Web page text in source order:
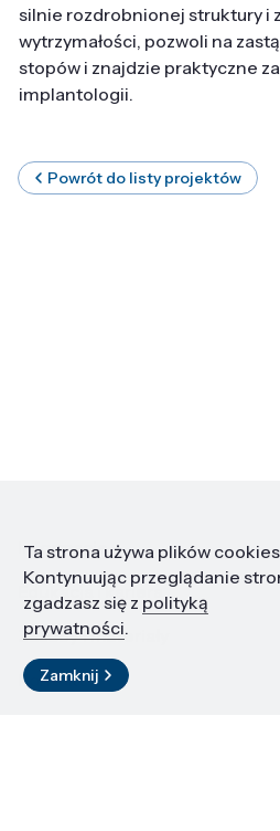
silnie rozdrobnionej struktury i
wytrzymałości, pozwoli na
stopów i znajdzie praktyczne
implantologii.
Powrót do listy projektów
Informacje
Edukacja i kariera
Zasoby i materiały
Kontakt
Ta strona używa plików
Kontynuując przeglądanie
zgadzasz się z polityką
prywatności.
Zamknij